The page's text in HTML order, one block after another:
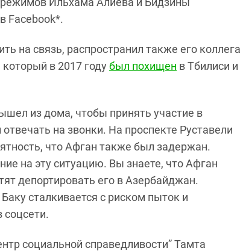
Facebook*.
на связь, распространил также его коллега
в 2017 году был похищен в Тбилиси и
из дома, чтобы принять участие в
на звонки. На проспекте Руставели
что Афган также был задержан.
на эту ситуацию. Вы знаете, что Афган
депортировать его в Азербайджан.
сталкивается с риском пыток и
социальной справедливости” Тамта